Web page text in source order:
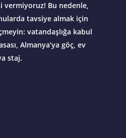
vermiyoruz! Bu nedenle,
tavsiye almak için
vatandaşlığa kabul
Almanya’ya göç, ev
staj.